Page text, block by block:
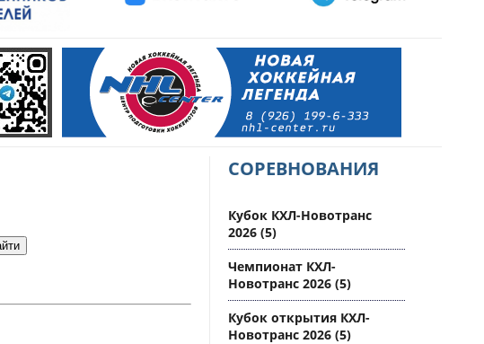
СОРЕВНОВАНИЯ
Кубок КХЛ-Новотранс
2026 (5)
Чемпионат КХЛ-
Новотранс 2026 (5)
Кубок открытия КХЛ-
Новотранс 2026 (5)